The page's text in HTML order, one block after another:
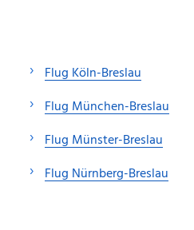
Flug Köln-Breslau
Flug München-Breslau
Flug Münster-Breslau
Flug Nürnberg-Breslau